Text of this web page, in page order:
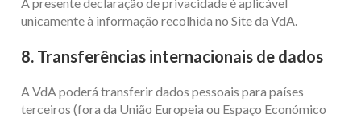
A presente declaração de privacidade é aplicável
unicamente à informação recolhida no Site da VdA.
8. Transferências internacionais de dados
A VdA poderá transferir dados pessoais para países
terceiros (fora da União Europeia ou Espaço Económico